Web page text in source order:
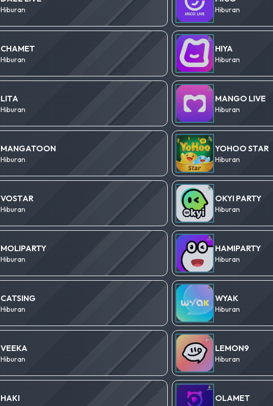
Hiburan Hiburan
CHAMET
Hiburan
HIYA
Hiburan
LITA
Hiburan
MANGO LIVE
Hiburan
MANGATOON
Hiburan
YOHOO STAR
Hiburan
VOSTAR
Hiburan
OKYI PARTY
Hiburan
MOLIPARTY
Hiburan
HAMIPARTY
Hiburan
CATSING
Hiburan
WYAK
Hiburan
VEEKA
Hiburan
LEMON9
Hiburan
HAKI OLAMET